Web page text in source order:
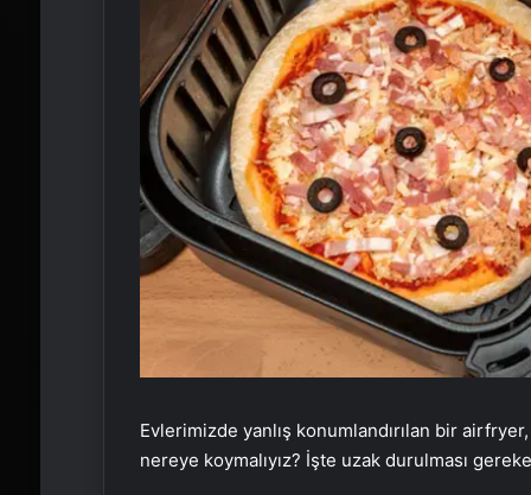
Evlerimizde yanlış konumlandırılan bir
nereye koymalıyız? İşte uzak durulması